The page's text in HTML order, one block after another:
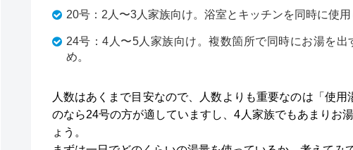
20号：2人〜3人家族向け。浴室とキッチンを同時に使用
24号：4人〜5人家族向け。複数箇所で同時にお湯を
め。
人数はあくまで目安なので、人数よりも重要なのは「使
のなら24号の方が適していますし、4人家族でもあまりお
ょう。